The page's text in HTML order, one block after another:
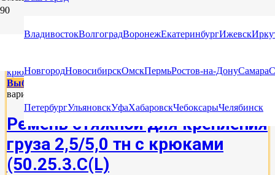
ВладивостокВолгоградВоронежЕкатеринбургИжевск
НовгородНовосибирскОмскПермьРостов-на-ДонуСамара
ПетербургУльяновскУфаХабаровскЧебоксарыЧелябинск
КРЕПЛЕНИЕ ГРУЗА НА АВТОВОЗЕ
Выберите параметры
вариаций. Опции можно выбрать на странице товара.
Ремень стяжной для крепления
груза 2,5/5,0 тн с крюками
(50.25.3.C(L)